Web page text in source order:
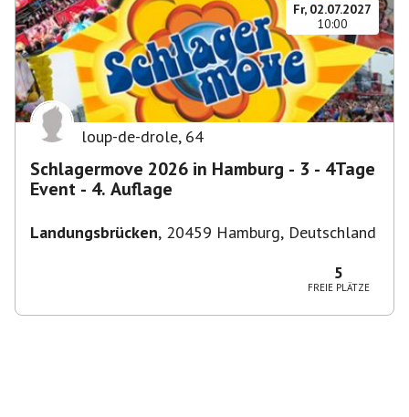
Fr, 02.07.2027
10:00
loup-de-drole, 64
Schlagermove 2026 in Hamburg - 3 - 4Tage
Event - 4. Auflage
Landungsbrücken, 20459 Hamburg, Deutschland
5
FREIE PLÄTZE